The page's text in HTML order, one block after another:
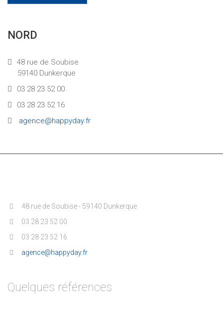
NORD
48 rue de Soubise
59140 Dunkerque
03 28 23 52 00
03 28 23 52 16
agence@happyday.fr
48 rue de Soubise - 59140 Dunkerque
03 28 23 52 00
03 28 23 52 16
agence@happyday.fr
Quelques références